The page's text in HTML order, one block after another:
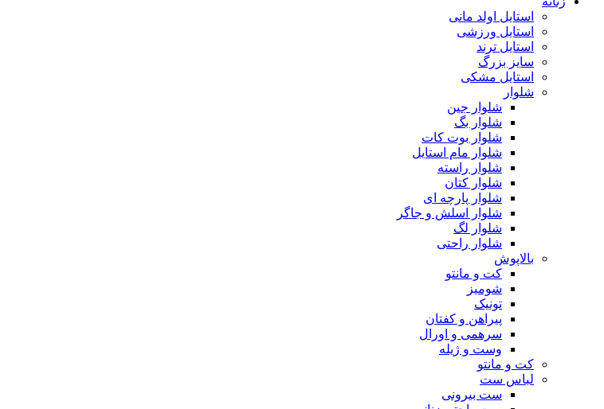
استایل اولد مانی
استایل ورزشی
استایل ترند
سایز بزرگ
استایل مشکی
شلوار
شلوار جین
شلوار بگ
شلوار بوت کات
شلوار مام استایل
شلوار راسته
شلوار کتان
شلوار پارچه ای
شلوار اسلش و جاگر
شلوار لگ
شلوار راحتی
بالاپوش
کت و مانتو
شومیز
تونیک
پیراهن و کفتان
سرهمی و اورال
وست و ژیله
کت و مانتو
لباس ست
ست بیرونی